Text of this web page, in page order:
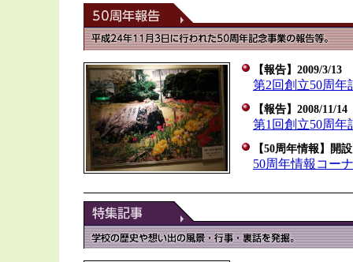
【報告】2009/3/13
第2回創立50周年
【報告】2008/11/14
第1回創立50周年
【50周年情報】開設
50周年情報コー